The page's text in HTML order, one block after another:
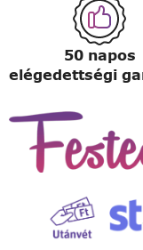
50 napos
elégedettségi